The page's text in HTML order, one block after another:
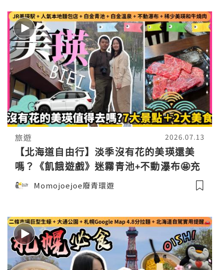
旅遊 2026.07.13
【北海道自由行】淡季沒有花的美瑛還美
嗎？《飢餓遊戲》迷霧青池+不動瀑布🤩充
滿人情味﹑有超稀有美瑛和牛的燒肉店！
Momojoejoe廢青環遊